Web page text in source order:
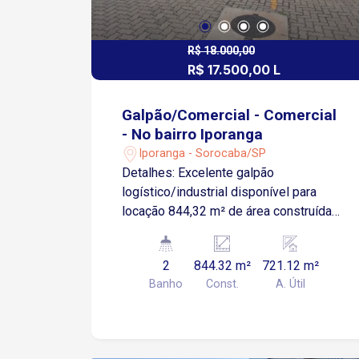
R$ 18.000,00
R$ 17.500,00 L
Galpão/Comercial - Comercial
- No bairro Iporanga
Iporanga - Sorocaba/SP
Detalhes: Excelente galpão
logístico/industrial disponível para
locação 844,32 m² de área construída
operações de grande porte 123,2 m² de
área administrativa e vestiários Pé
direito de 10 metros, proporcionando
2
Banho
844.32 m²
Const.
721.12 m²
A. Útil